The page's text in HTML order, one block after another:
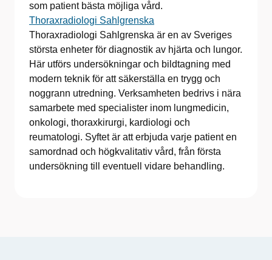
som patient bästa möjliga vård.
Thoraxradiologi Sahlgrenska
Thoraxradiologi Sahlgrenska är en av Sveriges
största enheter för diagnostik av hjärta och lungor.
Här utförs undersökningar och bildtagning med
modern teknik för att säkerställa en trygg och
noggrann utredning. Verksamheten bedrivs i nära
samarbete med specialister inom lungmedicin,
onkologi, thoraxkirurgi, kardiologi och
reumatologi. Syftet är att erbjuda varje patient en
samordnad och högkvalitativ vård, från första
undersökning till eventuell vidare behandling.